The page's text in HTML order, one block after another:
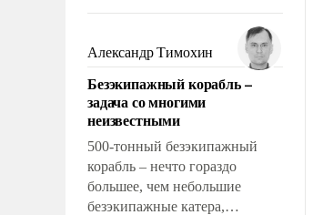
чем она отличается от просто
образованных людей. Иногда
казалось, что эти вопросы
решены раз и навсегда, но –
нет, не решены.
Александр Тимохин
Безэкипажный корабль –
задача со многими
неизвестными
500-тонный безэкипажный
корабль – нечто гораздо
большее, чем небольшие
безэкипажные катера,